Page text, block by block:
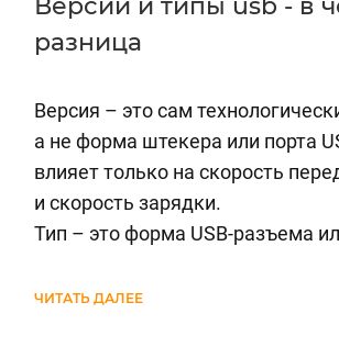
Версии и типы usb - в
разница
Версия – это сам
а не форма штекера или порта
влияет только на скорость
и скорость зарядки.
Тип – это форма USB-разъема
ЧИТАТЬ ДАЛЕЕ